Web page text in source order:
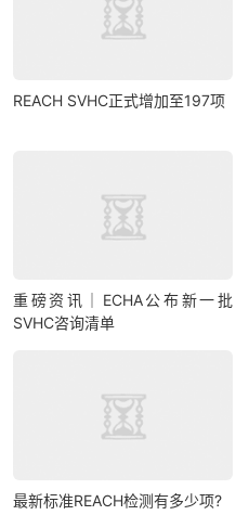
REACH SVHC正式增加至197项
重磅资讯｜ECHA公布新一批
SVHC咨询清单
最新标准REACH检测有多少项?